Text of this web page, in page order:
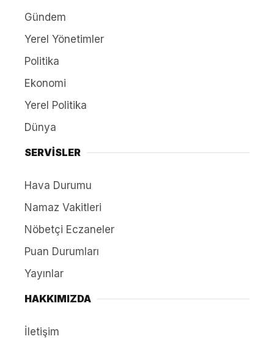
Gündem
Yerel Yönetimler
Politika
Ekonomi
Yerel Politika
Dünya
SERVİSLER
Hava Durumu
Namaz Vakitleri
Nöbetçi Eczaneler
Puan Durumları
Yayınlar
HAKKIMIZDA
İletişim